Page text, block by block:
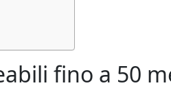
fino a 50